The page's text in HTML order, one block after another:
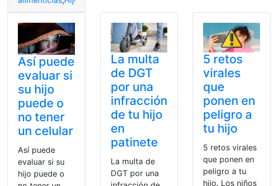
Así puede
evaluar si
su hijo
puede o
no tener
un celular
Así puede
evaluar si su
hijo puede o
La multa
de DGT
por una
infracción
de tu hijo
en
patinete
La multa de
DGT por una
5 retos
virales
que
ponen en
peligro a
tu hijo
5 retos virales
que ponen en
peligro a tu
hijo. Los niños